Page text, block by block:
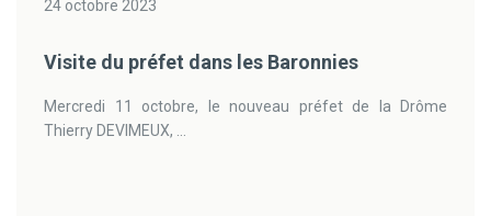
24 octobre 2023
Visite du préfet dans les Baronnies
Mercredi 11 octobre, le nouveau préfet de la Drôme
Thierry DEVIMEUX, ...